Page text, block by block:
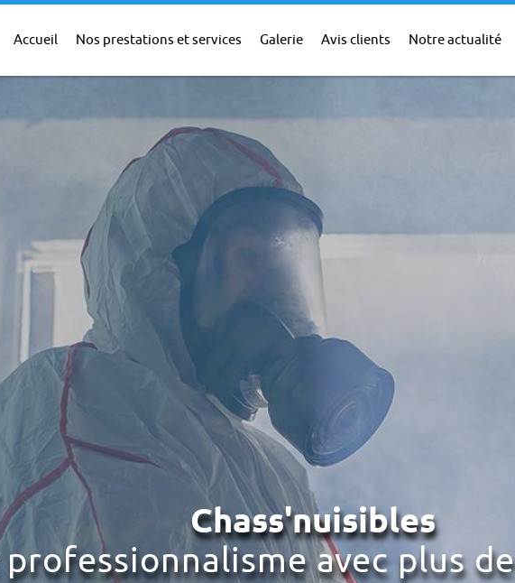
Accueil Nos prestations et services Galerie Avis clients Notre actualité
Chass'nuisibles
avec plus